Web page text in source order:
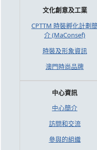
文化創意及工業
CPTTM 時裝孵化計劃
介 (MaConsef)
時裝及形象資訊
澳門時尚品牌
中心資訊
中心簡介
訪問和交流
參與的組織